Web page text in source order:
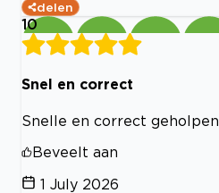
delen
10
Snel en correct
Snelle en correct geholpen
Beveelt aan
1 July 2026